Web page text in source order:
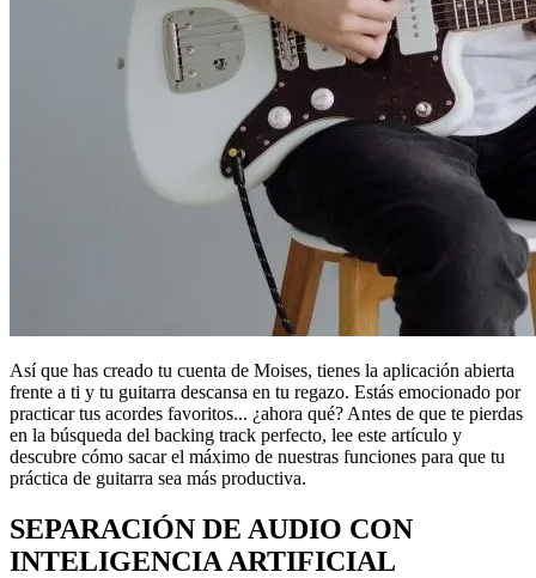
Así que has creado tu cuenta de Moises, tienes la aplicación abierta
frente a ti y tu guitarra descansa en tu regazo. Estás emocionado por
practicar tus acordes favoritos... ¿ahora qué? Antes de que te pierdas
en la búsqueda del backing track perfecto, lee este artículo y
descubre cómo sacar el máximo de nuestras funciones para que tu
práctica de guitarra sea más productiva.
SEPARACIÓN DE AUDIO CON
INTELIGENCIA ARTIFICIAL